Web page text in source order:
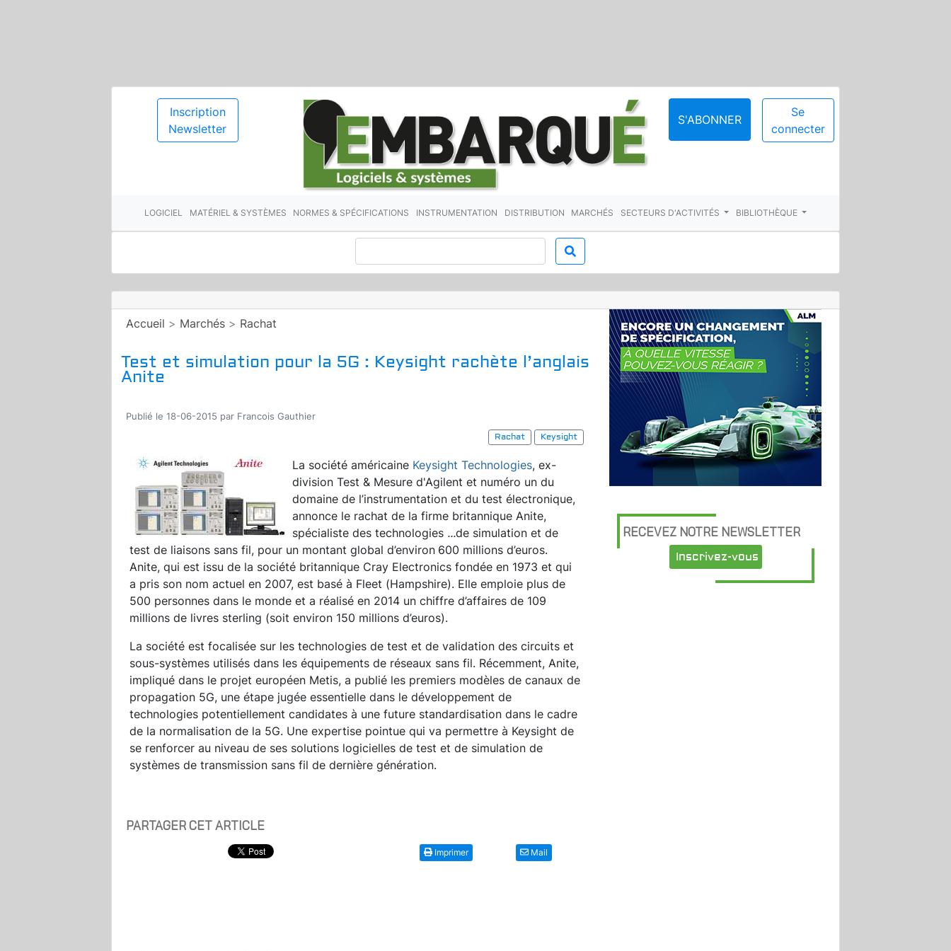
Inscription
Newsletter
S'ABONNER
Se
connecter
LOGICIEL MATÉRIEL & SYSTÈMES NORMES & SPÉCIFICATIONS INSTRUMENTATION DISTRIBUTION MARCHÉS SECTEURS D'ACTIVITÉS BIBLIOTHÈQUE
Accueil > Marchés > Rachat
Test et simulation pour la 5G : Keysight rachète l’anglais
Anite
Publié le 18-06-2015 par Francois Gauthier
Rachat
Keysight
La société américaine Keysight Technologies, ex-
division Test & Mesure d'Agilent et numéro un du
domaine de l’instrumentation et du test électronique,
annonce le rachat de la firme britannique Anite,
spécialiste des technologies ...de simulation et de
test de liaisons sans fil, pour un montant global d’environ 600 millions d’euros.
Anite, qui est issu de la société britannique Cray Electronics fondée en 1973 et qui
a pris son nom actuel en 2007, est basé à Fleet (Hampshire). Elle emploie plus de
500 personnes dans le monde et a réalisé en 2014 un chiffre d’affaires de 109
millions de livres sterling (soit environ 150 millions d’euros).
La société est focalisée sur les technologies de test et de validation des circuits et
sous-systèmes utilisés dans les équipements de réseaux sans fil. Récemment, Anite,
impliqué dans le projet européen Metis, a publié les premiers modèles de canaux de
propagation 5G, une étape jugée essentielle dans le développement de
technologies potentiellement candidates à une future standardisation dans le cadre
de la normalisation de la 5G. Une expertise pointue qui va permettre à Keysight de
se renforcer au niveau de ses solutions logicielles de test et de simulation de
systèmes de transmission sans fil de dernière génération.
PARTAGER CET ARTICLE
Imprimer Mail
RECEVEZ NOTRE NEWSLETTER
Inscrivez-vous